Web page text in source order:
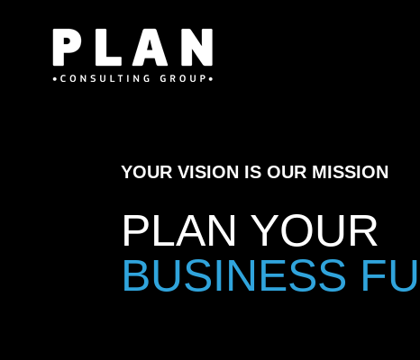
YOUR VISION IS OUR MISSION
PLAN YOUR